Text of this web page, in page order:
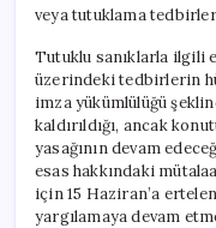
veya tutuklama
Tutuklu sanıklarla ilgili
üzerindeki tedbirlerin
imza yükümlülüğü
kaldırıldığı, ancak
yasağının devam
esas hakkındaki
için 15 Haziran’a
yargılamaya devam